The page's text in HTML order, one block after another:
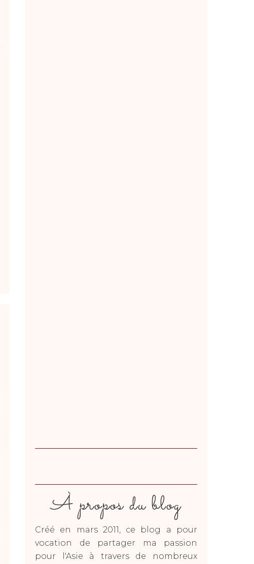
À propos du blog
Créé en mars 2011, ce blog a pour
vocation de partager ma passion
pour l'Asie à travers de nombreux